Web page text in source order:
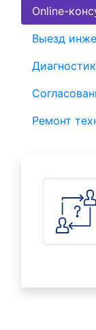
Online-
Выезд
Ремонт